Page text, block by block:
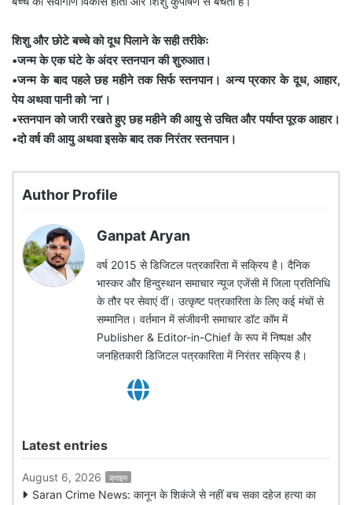
शिशु और छोटे बच्चे को दूध पिलाने के सही तरीकेः
•जन्म के एक घंटे के अंदर स्तनपान की शुरुआत।
•जन्म के बाद पहले छह महीने तक सिर्फ स्तनपान। अन्य प्रकार के दूध, आहार,
पेय अथवा पानी को ‘ना’।
•स्तनपान को जारी रखते हुए छह महीने की आयु से उचित और पर्याप्त पूरक आहार।
•दो वर्ष की आयु अथवा इसके बाद तक निरंतर स्तनपान।
Author Profile
Ganpat Aryan
वर्ष 2015 से डिजिटल पत्रकारिता में सक्रिय है। दैनिक
भास्कर और हिन्दुस्थान समाचार न्यूज एजेंसी में जिला प्रतिनिधि
के तौर पर सेवाएं दीं। उत्कृष्ट पत्रकारिता के लिए कई मंचों से
सम्मानित। वर्तमान में संजीवनी समाचार डॉट कॉम में
Publisher & Editor-in-Chief के रूप में निष्पक्ष और
जनहितकारी डिजिटल पत्रकारिता में निरंतर सक्रिय है।
Latest entries
August 6, 2026 क्राइम
Saran Crime News: कानून के शिकंजे से नहीं बच सका दहेज हत्या का